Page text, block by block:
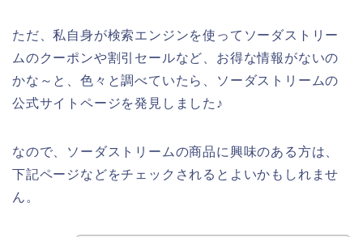
ただ、私自身が検索エンジンを使ってソーダストリー
ムのクーポンや割引セールなど、お得な情報がないの
かな～と、色々と調べていたら、ソーダストリームの
公式サイトページを発見しました♪
なので、ソーダストリームの商品に興味のある方は、
下記ページなどをチェックされるとよいかもしれませ
ん。